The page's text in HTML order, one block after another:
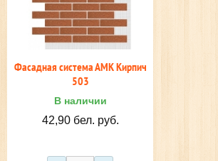
Фасадная система АМК Кирпич
503
В наличии
42,90 бел. руб.